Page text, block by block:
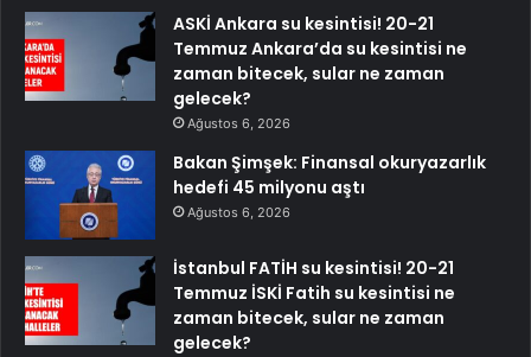
ASKİ Ankara su kesintisi! 20-21
Temmuz Ankara’da su kesintisi ne
zaman bitecek, sular ne zaman
gelecek?
Ağustos 6, 2026
Bakan Şimşek: Finansal okuryazarlık
hedefi 45 milyonu aştı
Ağustos 6, 2026
İstanbul FATİH su kesintisi! 20-21
Temmuz İSKİ Fatih su kesintisi ne
zaman bitecek, sular ne zaman
gelecek?